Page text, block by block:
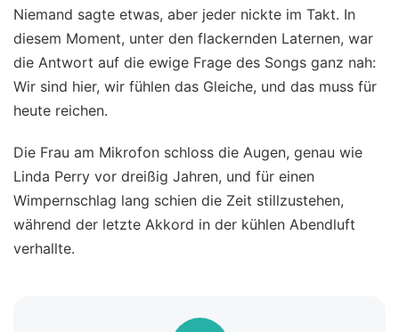
Niemand sagte etwas, aber jeder nickte im Takt. In
diesem Moment, unter den flackernden Laternen, war
die Antwort auf die ewige Frage des Songs ganz nah:
Wir sind hier, wir fühlen das Gleiche, und das muss für
heute reichen.
Die Frau am Mikrofon schloss die Augen, genau wie
Linda Perry vor dreißig Jahren, und für einen
Wimpernschlag lang schien die Zeit stillzustehen,
während der letzte Akkord in der kühlen Abendluft
verhallte.